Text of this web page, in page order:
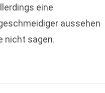
eine
aussehen
nicht sagen.